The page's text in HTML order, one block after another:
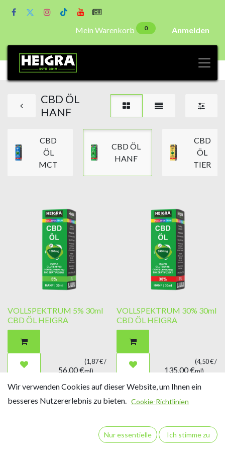
Mein Warenkorb 0 Anmelden
CBD ÖL
HANF
CBD
ÖL
MCT
CBD ÖL
HANF
CBD
ÖL
TIER
VOLLSPEKTRUM 5% 30ml
CBD ÖL HEIGRA
56,00€
(1,87€ /
ml)
VOLLSPEKTRUM 30% 30ml
CBD ÖL HEIGRA
135,00€
(4,50€ /
ml)
Wir verwenden Cookies auf dieser Website, um Ihnen ein
besseres Nutzererlebnis zu bieten. Cookie-Richtlinien
Nur essentielle Ich stimme zu